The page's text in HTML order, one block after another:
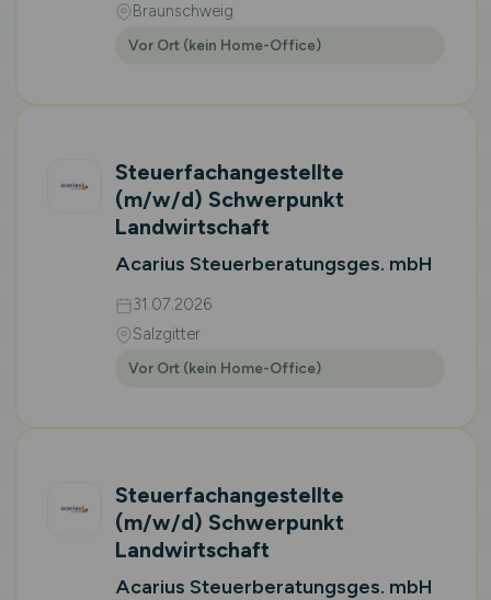
Braunschweig
Vor Ort (kein Home-Office)
Steuerfachangestellte
(m/w/d) Schwerpunkt
Landwirtschaft
Acarius Steuerberatungsges. mbH
31.07.2026
Salzgitter
Vor Ort (kein Home-Office)
Steuerfachangestellte
(m/w/d) Schwerpunkt
Landwirtschaft
Acarius Steuerberatungsges. mbH